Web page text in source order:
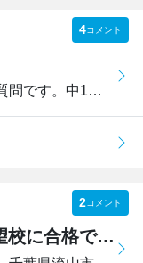
4コメント
市進中1コースのクラス分けについて質問です。中1からスター...
2コメント
今の成績で、上のクラス、志望校に合格できるか正直心配です。